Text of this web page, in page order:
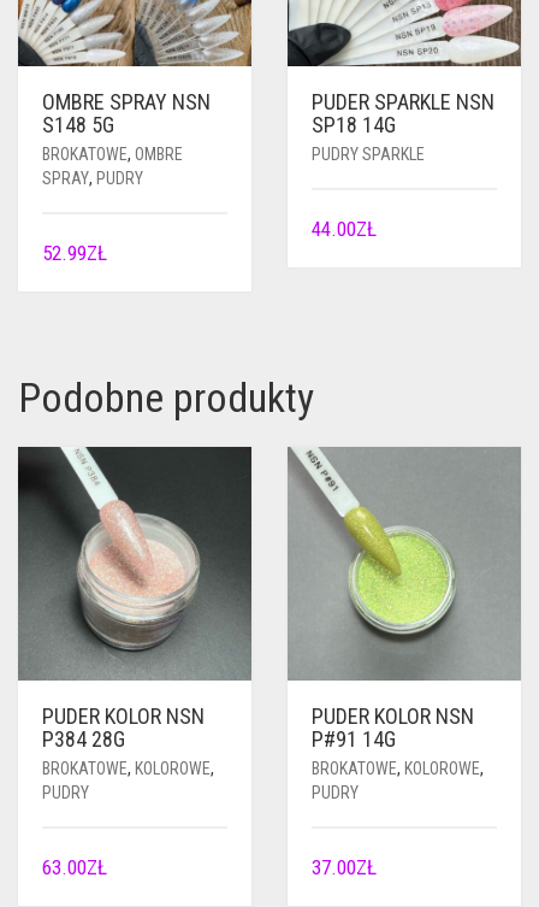
OMBRE SPRAY NSN
S148 5G
BROKATOWE, OMBRE
SPRAY, PUDRY
52.99ZŁ
PUDER SPARKLE NSN
SP18 14G
PUDRY SPARKLE
44.00ZŁ
Podobne produkty
PUDER KOLOR NSN
P384 28G
BROKATOWE, KOLOROWE,
PUDRY
63.00ZŁ
PUDER KOLOR NSN
P#91 14G
BROKATOWE, KOLOROWE,
PUDRY
37.00ZŁ